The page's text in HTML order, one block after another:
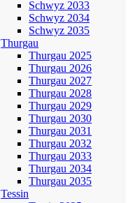
Schwyz 2033
Schwyz 2034
Schwyz 2035
Thurgau
Thurgau 2025
Thurgau 2026
Thurgau 2027
Thurgau 2028
Thurgau 2029
Thurgau 2030
Thurgau 2031
Thurgau 2032
Thurgau 2033
Thurgau 2034
Thurgau 2035
Tessin